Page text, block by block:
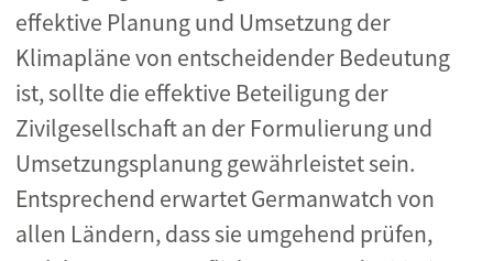
effektive Planung und Umsetzung der
Klimapläne von entscheidender Bedeutung
ist, sollte die effektive Beteiligung der
Zivilgesellschaft an der Formulierung und
Umsetzungsplanung gewährleistet sein.
Entsprechend erwartet Germanwatch von
allen Ländern, dass sie umgehend prüfen,